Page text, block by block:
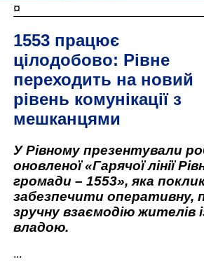
¤
1553 працює
цілодобово: Рівне
переходить на новий
рівень комунікації з
мешканцями
У Рівному презентували
оновленої «Гарячої лінії
громади – 1553», яка
забезпечити оперативну,
зручну взаємодію жителів
владою.
...